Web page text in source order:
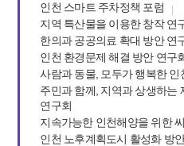
인천 스마트 주차정책 포럼
지역 특산물을 이용한 창작 연
한의과 공공의료 확대 방안 연
인천 환경문제 해결 방안 연구
사람과 동물, 모두가 행복한 인
주민과 함께, 지역과 상생하는
연구회
지속가능한 인천해양을 위한
인천 노후계획도시 활성화 방